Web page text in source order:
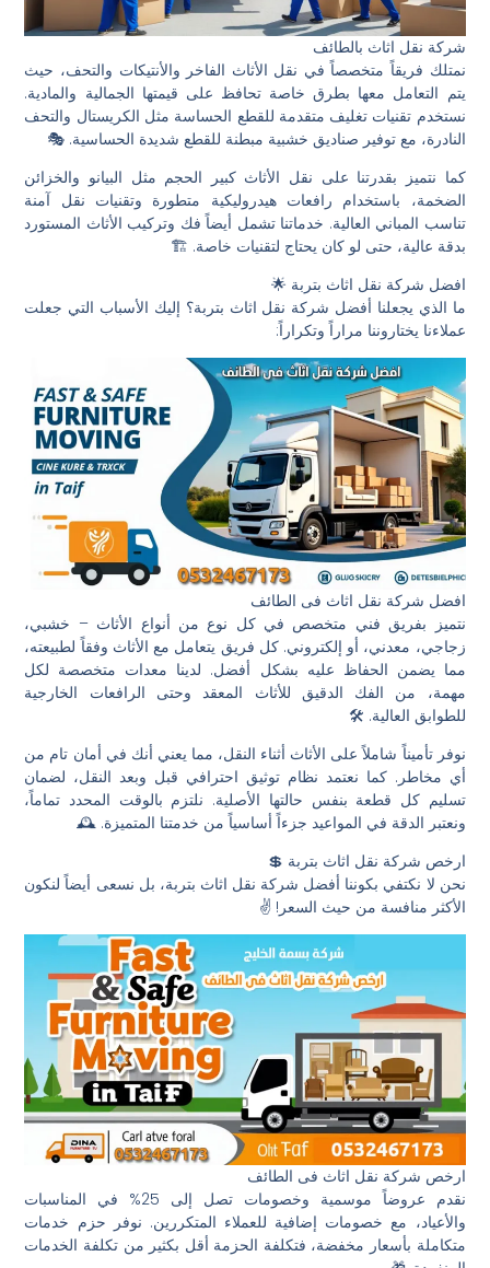
شركة نقل اثاث بالطائف
نمتلك فريقاً متخصصاً في نقل الأثاث الفاخر والأنتيكات والتحف، حيث
يتم التعامل معها بطرق خاصة تحافظ على قيمتها الجمالية والمادية.
نستخدم تقنيات تغليف متقدمة للقطع الحساسة مثل الكريستال والتحف
النادرة، مع توفير صناديق خشبية مبطنة للقطع شديدة الحساسية. 🎭
كما نتميز بقدرتنا على نقل الأثاث كبير الحجم مثل البيانو والخزائن
الضخمة، باستخدام رافعات هيدروليكية متطورة وتقنيات نقل آمنة
تناسب المباني العالية. خدماتنا تشمل أيضاً فك وتركيب الأثاث المستورد
بدقة عالية، حتى لو كان يحتاج لتقنيات خاصة. 🏗️
افضل شركة نقل اثاث بتربة 🌟
ما الذي يجعلنا أفضل شركة نقل اثاث بتربة؟ إليك الأسباب التي جعلت
عملاءنا يختاروننا مراراً وتكراراً:
افضل شركة نقل اثاث فى الطائف
نتميز بفريق فني متخصص في كل نوع من أنواع الأثاث – خشبي،
زجاجي، معدني، أو إلكتروني. كل فريق يتعامل مع الأثاث وفقاً لطبيعته،
مما يضمن الحفاظ عليه بشكل أفضل. لدينا معدات متخصصة لكل
مهمة، من الفك الدقيق للأثاث المعقد وحتى الرافعات الخارجية
للطوابق العالية. 🛠️
نوفر تأميناً شاملاً على الأثاث أثناء النقل، مما يعني أنك في أمان تام من
أي مخاطر. كما نعتمد نظام توثيق احترافي قبل وبعد النقل، لضمان
تسليم كل قطعة بنفس حالتها الأصلية. نلتزم بالوقت المحدد تماماً،
ونعتبر الدقة في المواعيد جزءاً أساسياً من خدمتنا المتميزة. 🕰️
ارخص شركة نقل اثاث بتربة 💲
نحن لا نكتفي بكوننا أفضل شركة نقل اثاث بتربة، بل نسعى أيضاً لنكون
الأكثر منافسة من حيث السعر! ✌️
ارخص شركة نقل اثاث فى الطائف
نقدم عروضاً موسمية وخصومات تصل إلى 25% في المناسبات
والأعياد، مع خصومات إضافية للعملاء المتكررين. نوفر حزم خدمات
متكاملة بأسعار مخفضة، فتكلفة الحزمة أقل بكثير من تكلفة الخدمات